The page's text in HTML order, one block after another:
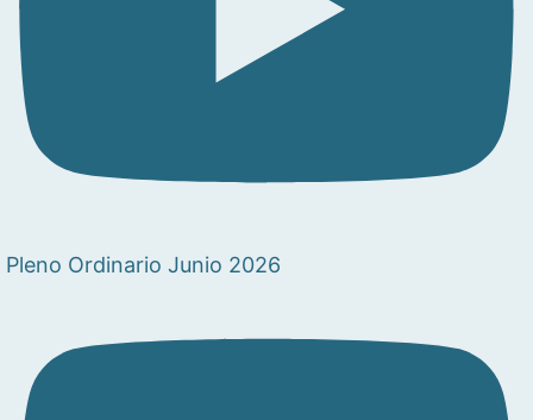
Pleno Ordinario Junio 2026